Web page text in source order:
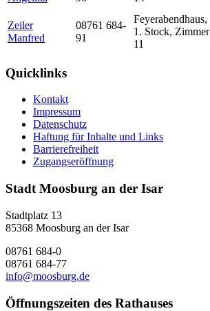
Zeiler
Manfred
08761 684-
91
Feyerabendhaus,
1. Stock, Zimmer
11
Quicklinks
Kontakt
Impressum
Datenschutz
Haftung für Inhalte und Links
Barrierefreiheit
Zugangseröffnung
Stadt Moosburg an der Isar
Stadtplatz 13
85368 Moosburg an der Isar
08761 684-0
08761 684-77
info@moosburg.de
Öffnungszeiten des Rathauses